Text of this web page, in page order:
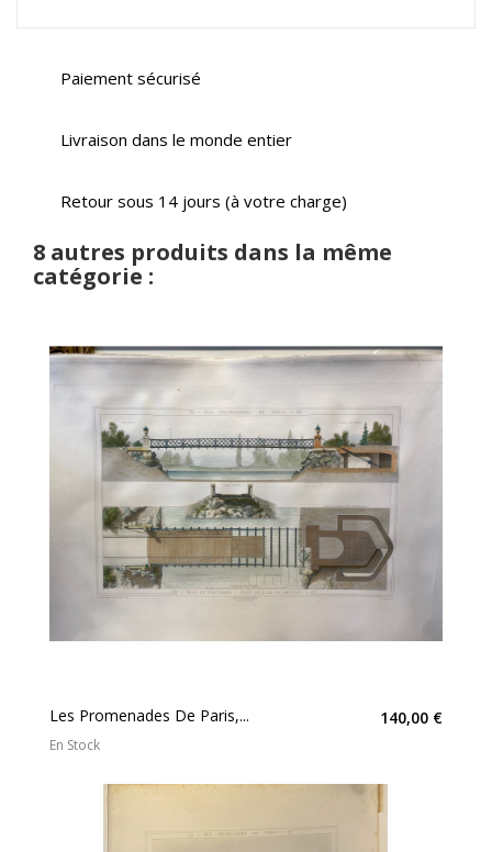
Paiement sécurisé
Livraison dans le monde entier
Retour sous 14 jours (à votre charge)
8 autres produits dans la même
catégorie :
Les Promenades De Paris,... 140,00 €
En Stock